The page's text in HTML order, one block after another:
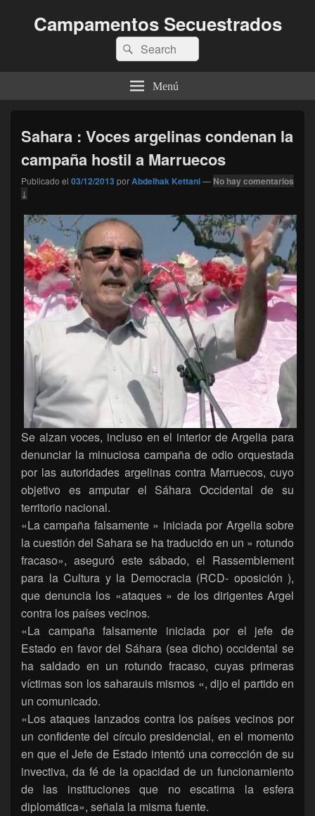
Campamentos Secuestrados
Buscar
por:
Buscar
Menú
Sahara : Voces argelinas condenan la
campaña hostil a Marruecos
Publicado el 03/12/2013 porAbdelhak Kettani— No hay comentarios
↓
Se alzan voces, incluso en el interior de Argelia para
denunciar la minuciosa campaña de odio orquestada
por las autoridades argelinas contra Marruecos, cuyo
objetivo es amputar el Sáhara Occidental de su
territorio nacional.
«La campaña falsamente » iniciada por Argelia sobre
la cuestión del Sahara se ha traducido en un » rotundo
fracaso», aseguró este sábado, el Rassemblement
para la Cultura y la Democracia (RCD- oposición ),
que denuncia los «ataques » de los dirigentes Argel
contra los países vecinos.
«La campaña falsamente iniciada por el jefe de
Estado en favor del Sáhara (sea dicho) occidental se
ha saldado en un rotundo fracaso, cuyas primeras
víctimas son los saharauis mismos «, dijo el partido en
un comunicado.
«Los ataques lanzados contra los países vecinos por
un confidente del círculo presidencial, en el momento
en que el Jefe de Estado intentó una corrección de su
invectiva, da fé de la opacidad de un funcionamiento
de las instituciones que no escatima la esfera
diplomática», señala la misma fuente.